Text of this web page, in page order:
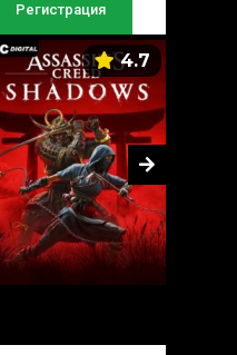
Регистрация
4.7